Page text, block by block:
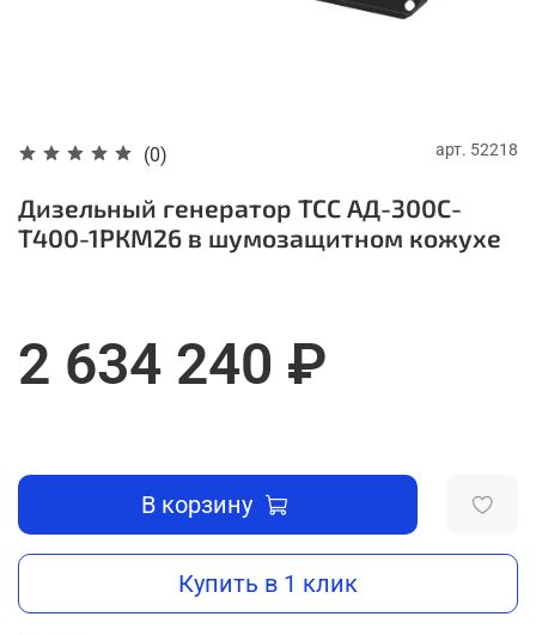
(0) арт. 52218
Дизельный генератор ТСС АД-300С-
Т400-1РКМ26 в шумозащитном кожухе
2 634 240 ₽
В корзину
Купить в 1 клик